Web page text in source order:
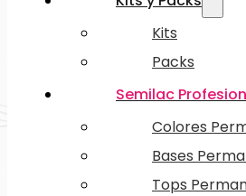
Kits
Packs
Semilac
Colores
Bases
Tops